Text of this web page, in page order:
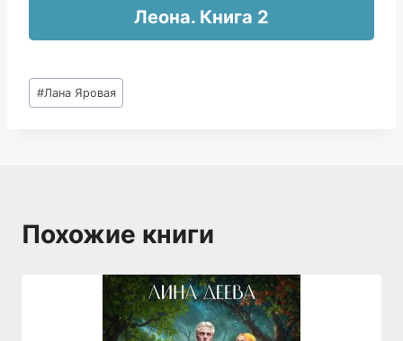
Леона. Книга 2
Метки
записи:
#Лана Яровая
Похожие книги